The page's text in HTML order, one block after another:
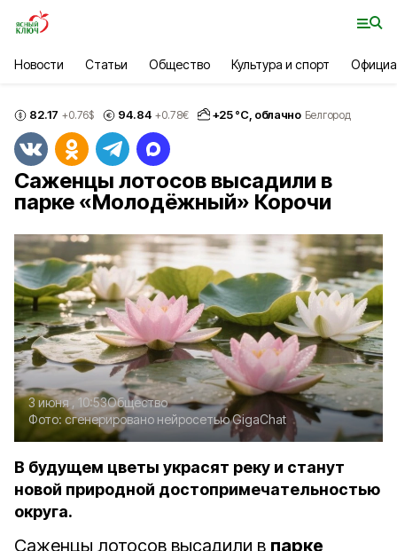
Новости Статьи Общество Культура и спорт
82.17 +0.76$ 94.84 +0.78€ +25°С, облачно Белгород
Саженцы лотосов высадили в
парке «Молодёжный» Корочи
3 июня , 10:53Общество
Фото: сгенерировано нейросетью GigaChat
В будущем цветы украсят реку и станут
новой природной достопримечательностью
округа.
Саженцы лотосов высадили в парке